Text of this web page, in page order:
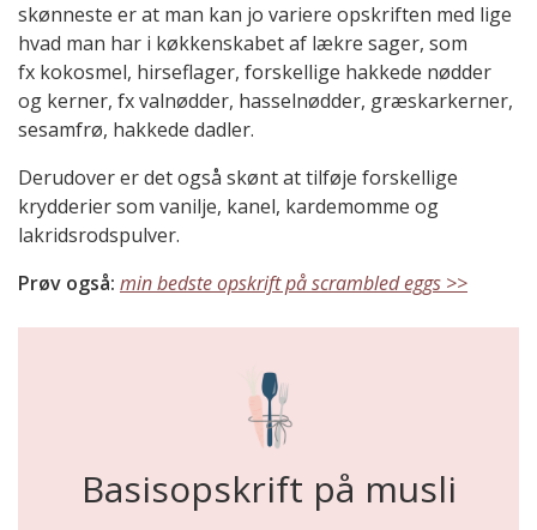
skønneste er at man kan jo variere opskriften med lige
hvad man har i køkkenskabet af lækre sager, som
fx kokosmel, hirseflager, forskellige hakkede nødder
og kerner, fx valnødder, hasselnødder, græskarkerner,
sesamfrø, hakkede dadler.
Derudover er det også skønt at tilføje forskellige
krydderier som vanilje, kanel, kardemomme og
lakridsrodspulver.
Prøv også: min bedste opskrift på scrambled eggs >>
Basisopskrift på musli